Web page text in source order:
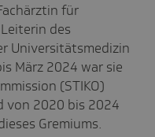
für
des
Universitätsmedizin
März 2024 war sie
(STIKO)
von 2020 bis 2024
Gremiums.